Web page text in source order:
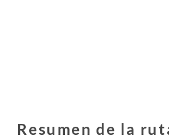
Resumen de la